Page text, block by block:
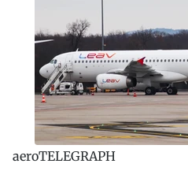
aeroTELEGRAPH